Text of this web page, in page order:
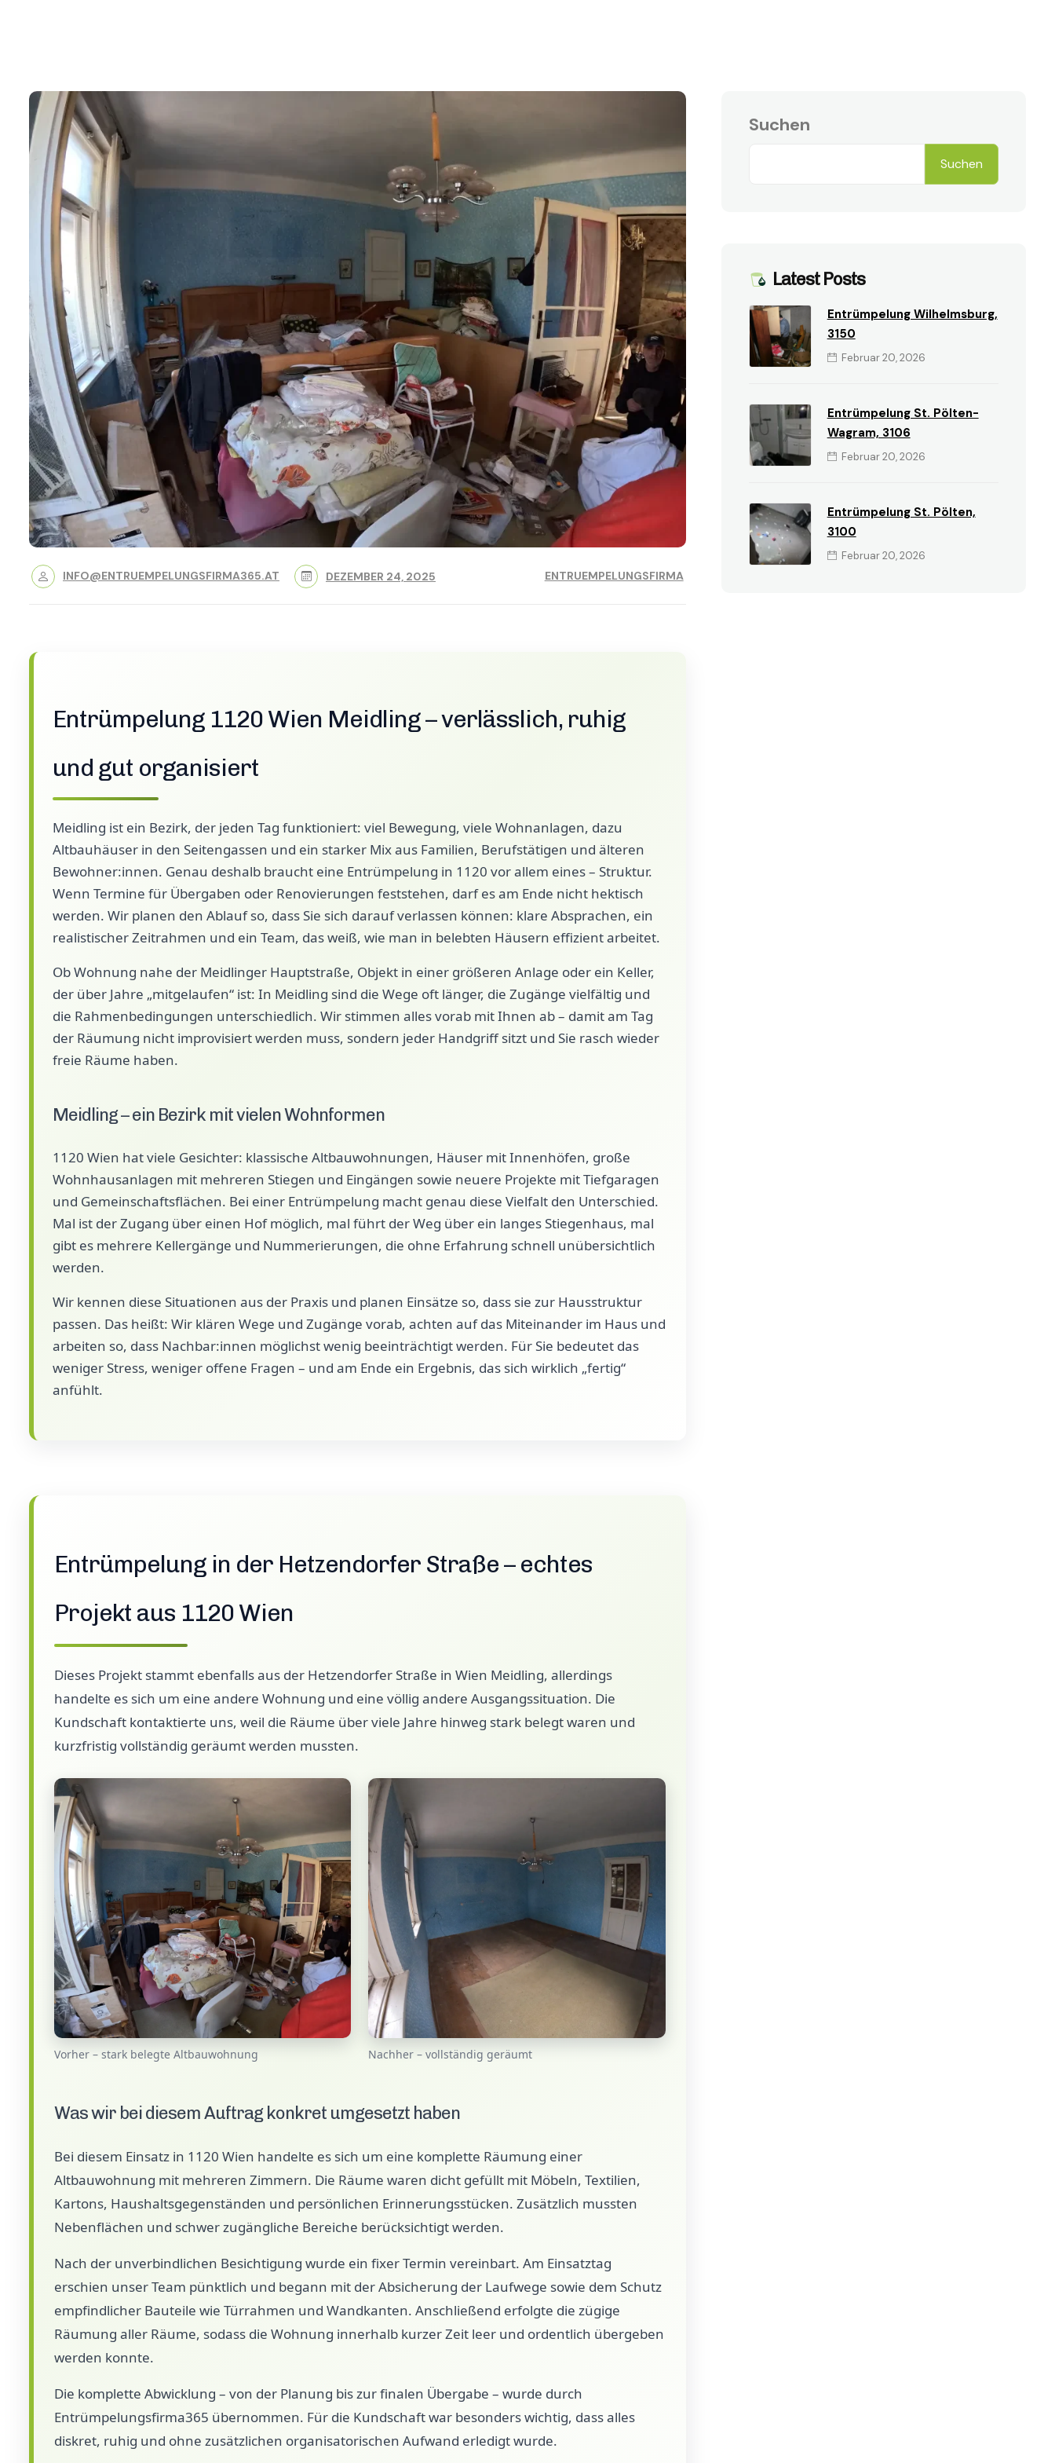
INFO@ENTRUEMPELUNGSFIRMA365.AT DEZEMBER 24, 2025 ENTRUEMPELUNGSFIRMA
Entrümpelung 1120 Wien Meidling – verlässlich, ruhig
und gut organisiert
Meidling ist ein Bezirk, der jeden Tag funktioniert: viel Bewegung, viele Wohnanlagen, dazu
Altbauhäuser in den Seitengassen und ein starker Mix aus Familien, Berufstätigen und älteren
Bewohner:innen. Genau deshalb braucht eine Entrümpelung in 1120 vor allem eines – Struktur.
Wenn Termine für Übergaben oder Renovierungen feststehen, darf es am Ende nicht hektisch
werden. Wir planen den Ablauf so, dass Sie sich darauf verlassen können: klare Absprachen, ein
realistischer Zeitrahmen und ein Team, das weiß, wie man in belebten Häusern effizient arbeitet.
Ob Wohnung nahe der Meidlinger Hauptstraße, Objekt in einer größeren Anlage oder ein Keller,
der über Jahre „mitgelaufen“ ist: In Meidling sind die Wege oft länger, die Zugänge vielfältig und
die Rahmenbedingungen unterschiedlich. Wir stimmen alles vorab mit Ihnen ab – damit am Tag
der Räumung nicht improvisiert werden muss, sondern jeder Handgriff sitzt und Sie rasch wieder
freie Räume haben.
Meidling – ein Bezirk mit vielen Wohnformen
1120 Wien hat viele Gesichter: klassische Altbauwohnungen, Häuser mit Innenhöfen, große
Wohnhausanlagen mit mehreren Stiegen und Eingängen sowie neuere Projekte mit Tiefgaragen
und Gemeinschaftsflächen. Bei einer Entrümpelung macht genau diese Vielfalt den Unterschied.
Mal ist der Zugang über einen Hof möglich, mal führt der Weg über ein langes Stiegenhaus, mal
gibt es mehrere Kellergänge und Nummerierungen, die ohne Erfahrung schnell unübersichtlich
werden.
Wir kennen diese Situationen aus der Praxis und planen Einsätze so, dass sie zur Hausstruktur
passen. Das heißt: Wir klären Wege und Zugänge vorab, achten auf das Miteinander im Haus und
arbeiten so, dass Nachbar:innen möglichst wenig beeinträchtigt werden. Für Sie bedeutet das
weniger Stress, weniger offene Fragen – und am Ende ein Ergebnis, das sich wirklich „fertig“
anfühlt.
Entrümpelung in der Hetzendorfer Straße – echtes
Projekt aus 1120 Wien
Dieses Projekt stammt ebenfalls aus der Hetzendorfer Straße in Wien Meidling, allerdings
handelte es sich um eine andere Wohnung und eine völlig andere Ausgangssituation. Die
Kundschaft kontaktierte uns, weil die Räume über viele Jahre hinweg stark belegt waren und
kurzfristig vollständig geräumt werden mussten.
Vorher – stark belegte Altbauwohnung Nachher – vollständig geräumt
Was wir bei diesem Auftrag konkret umgesetzt haben
Bei diesem Einsatz in 1120 Wien handelte es sich um eine komplette Räumung einer
Altbauwohnung mit mehreren Zimmern. Die Räume waren dicht gefüllt mit Möbeln, Textilien,
Kartons, Haushaltsgegenständen und persönlichen Erinnerungsstücken. Zusätzlich mussten
Nebenflächen und schwer zugängliche Bereiche berücksichtigt werden.
Nach der unverbindlichen Besichtigung wurde ein fixer Termin vereinbart. Am Einsatztag
erschien unser Team pünktlich und begann mit der Absicherung der Laufwege sowie dem Schutz
empfindlicher Bauteile wie Türrahmen und Wandkanten. Anschließend erfolgte die zügige
Räumung aller Räume, sodass die Wohnung innerhalb kurzer Zeit leer und ordentlich übergeben
werden konnte.
Die komplette Abwicklung – von der Planung bis zur finalen Übergabe – wurde durch
Entrümpelungsfirma365 übernommen. Für die Kundschaft war besonders wichtig, dass alles
diskret, ruhig und ohne zusätzlichen organisatorischen Aufwand erledigt wurde.
Suchen
Suchen
Latest Posts
Entrümpelung Wilhelmsburg,
3150
Februar 20, 2026
Entrümpelung St. Pölten-
Wagram, 3106
Februar 20, 2026
Entrümpelung St. Pölten,
3100
Februar 20, 2026